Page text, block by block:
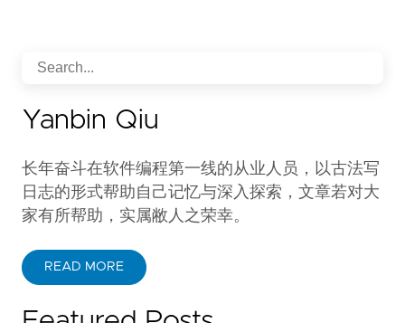
Yanbin Qiu
长年奋斗在软件编程第一线的从业人员，以古法写
日志的形式帮助自己记忆与深入探索，文章若对大
家有所帮助，实属敝人之荣幸。
READ MORE